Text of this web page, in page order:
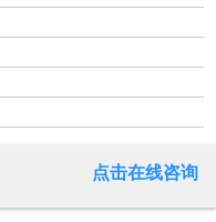
点击在线咨询